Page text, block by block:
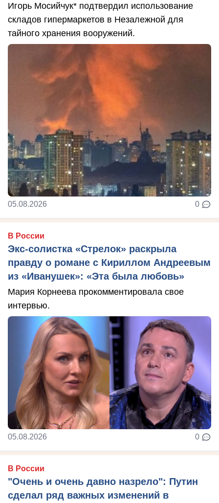
Игорь Мосийчук* подтвердил использование
складов гипермаркетов в Незалежной для
тайного хранения вооружений.
05.08.2026 0
В России
Экс-солистка «Стрелок» раскрыла
правду о романе с Кириллом Андреевым
из «Иванушек»: «Эта была любовь»
Мария Корнеева прокомментировала свое
интервью.
05.08.2026 0
В России
"Очень и очень давно назрело": Путин
сделал ряд важных изменений в